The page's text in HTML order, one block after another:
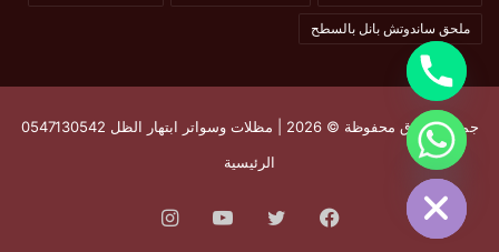
ملحق ساندوتش بانل بالسطح
جميع الحقوق محفوظة © 2026 | مظلات وسواتر ابتهار الظل 0547130542
الرئيسية
فيسبوك تويتر يوتيوب
Hide
chaty